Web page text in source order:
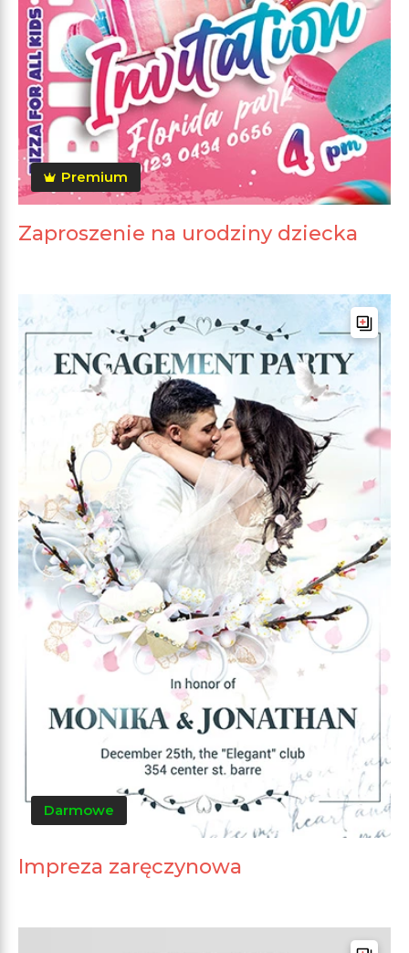
Premium
Zaproszenie na urodziny dziecka
Darmowe
Impreza zaręczynowa